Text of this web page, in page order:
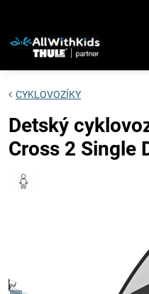
CYKLOVOZÍKY
Detský
Cross 2 Single